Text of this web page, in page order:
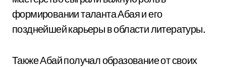
формировании таланта Абая и его
позднейшей карьеры в области литературы.
Также Абай получал образование от своих